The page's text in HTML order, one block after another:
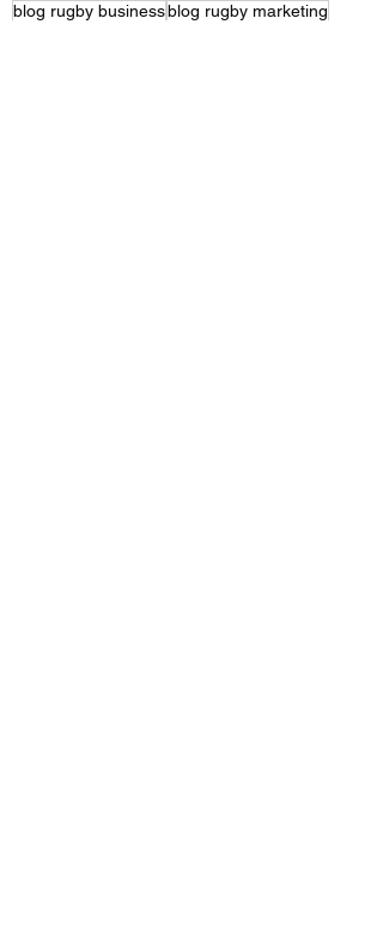
blog rugby businessblog rugby marketing